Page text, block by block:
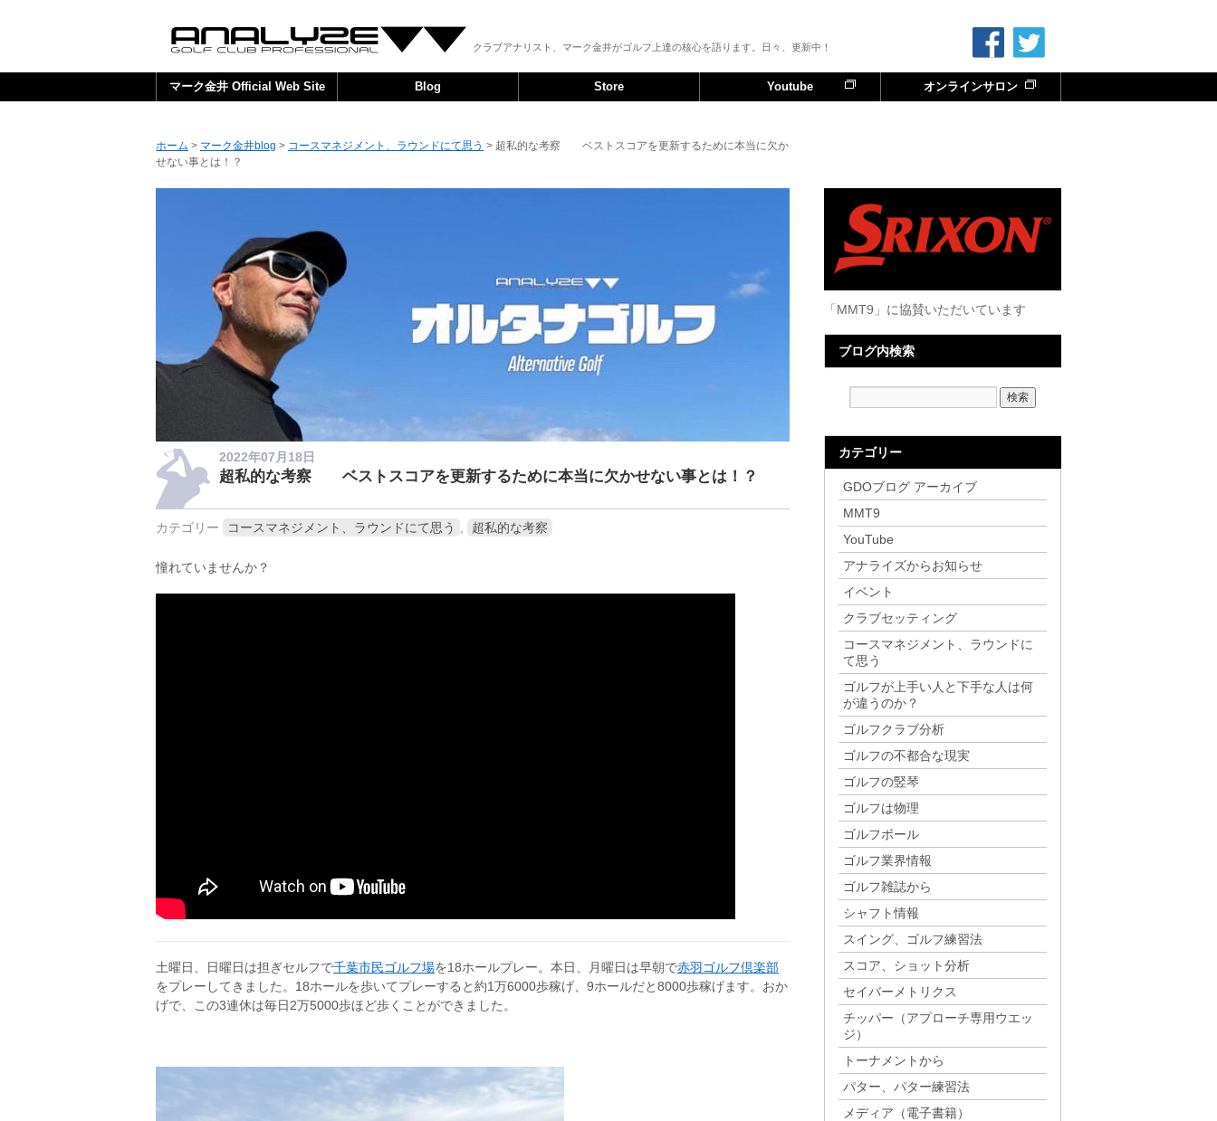
クラブアナリスト、マーク金井がゴルフ上達の核心を語ります。日々、更新中！
マーク金井 Official Web Site Blog Store Youtube オンラインサロン
ホーム > マーク金井blog > コースマネジメント、ラウンドにて思う > 超私的な考察 ベストスコアを更新するために本当に欠か
せない事とは！？
2022年07月18日
超私的な考察 ベストスコアを更新するために本当に欠かせない事とは！？
カテゴリー コースマネジメント、ラウンドにて思う 超私的な考察
憧れていませんか？
土曜日、日曜日は担ぎセルフで千葉市民ゴルフ場を18ホールプレー。本日、月曜日は早朝で赤羽ゴルフ倶楽部
をプレーしてきました。18ホールを歩いてプレーすると約1万6000歩稼げ、9ホールだと8000歩稼げます。おか
げで、この3連休は毎日2万5000歩ほど歩くことができました。
「MMT9」に協賛いただいています
ブログ内検索
カテゴリー
GDOブログ アーカイブ
MMT9
YouTube
アナライズからお知らせ
イベント
クラブセッティング
コースマネジメント、ラウンドに
て思う
ゴルフが上手い人と下手な人は何
が違うのか？
ゴルフクラブ分析
ゴルフの不都合な現実
ゴルフの竪琴
ゴルフは物理
ゴルフボール
ゴルフ業界情報
ゴルフ雑誌から
シャフト情報
スイング、ゴルフ練習法
スコア、ショット分析
セイバーメトリクス
チッパー（アプローチ専用ウエッ
ジ）
トーナメントから
パター、パター練習法
メディア（電子書籍）